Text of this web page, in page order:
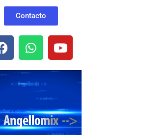
Contacto